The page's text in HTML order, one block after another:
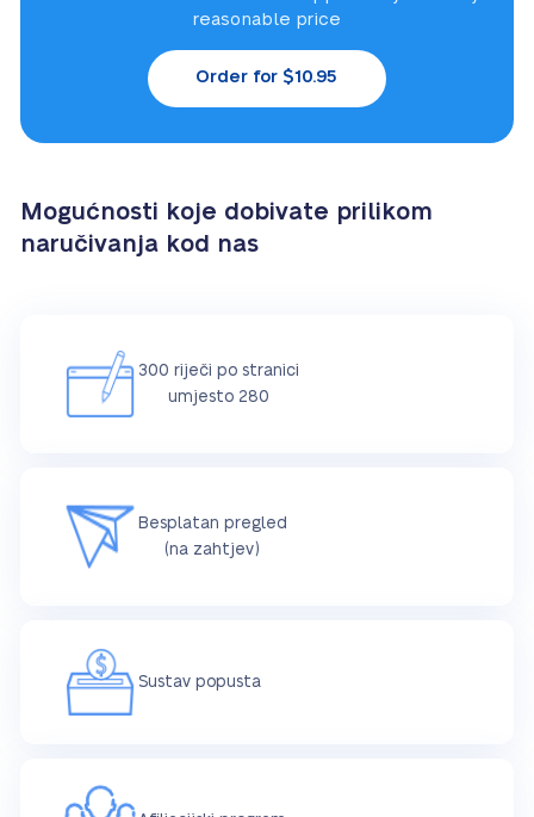
reasonable price
Order for $10.95
Mogućnosti koje dobivate prilikom
naručivanja kod nas
300 riječi po stranici
umjesto 280
Besplatan pregled
(na zahtjev)
Sustav popusta